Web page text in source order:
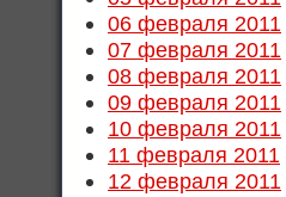
06 февраля 2011
07 февраля 2011
08 февраля 2011
09 февраля 2011
10 февраля 2011
11 февраля 2011
12 февраля 2011